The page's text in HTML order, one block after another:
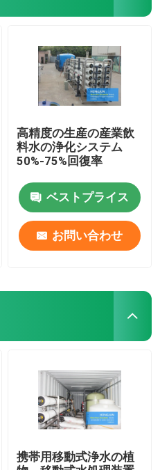
高精度の生産の産業飲
料水の浄化システム
50%-75%回復率
ベストプライス
お問い合わせ
携帯用移動式浄水の植